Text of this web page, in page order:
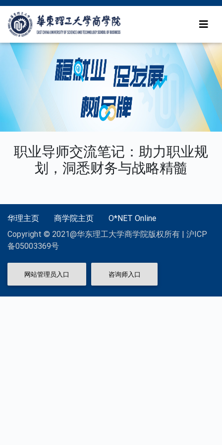
职业导师交流笔记：助力职业规
划，洞悉财务与战略精髓
华理主页 商学院主页
O*NET Online
Copyright © 2021@华东理工大学商学院版权所有 | 沪ICP
备05003369号
网站管理员入口 咨询师入口